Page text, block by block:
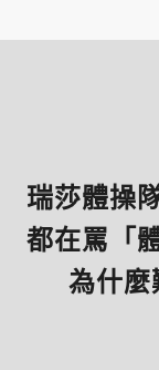
瑞莎體操
都在罵「
為什麼